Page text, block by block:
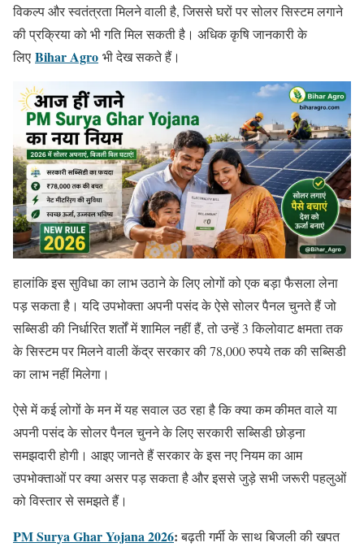
विकल्प और स्वतंत्रता मिलने वाली है, जिससे घरों पर सोलर सिस्टम लगाने
की प्रक्रिया को भी गति मिल सकती है। अधिक कृषि जानकारी के
लिए Bihar Agro भी देख सकते हैं।
हालांकि इस सुविधा का लाभ उठाने के लिए लोगों को एक बड़ा फैसला लेना
पड़ सकता है। यदि उपभोक्ता अपनी पसंद के ऐसे सोलर पैनल चुनते हैं जो
सब्सिडी की निर्धारित शर्तों में शामिल नहीं हैं, तो उन्हें 3 किलोवाट क्षमता तक
के सिस्टम पर मिलने वाली केंद्र सरकार की 78,000 रुपये तक की सब्सिडी
का लाभ नहीं मिलेगा।
ऐसे में कई लोगों के मन में यह सवाल उठ रहा है कि क्या कम कीमत वाले या
अपनी पसंद के सोलर पैनल चुनने के लिए सरकारी सब्सिडी छोड़ना
समझदारी होगी। आइए जानते हैं सरकार के इस नए नियम का आम
उपभोक्ताओं पर क्या असर पड़ सकता है और इससे जुड़े सभी जरूरी पहलुओं
को विस्तार से समझते हैं।
PM Surya Ghar Yojana 2026:बढ़ती गर्मी के साथ बिजली की खपत